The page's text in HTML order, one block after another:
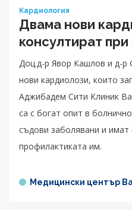
Кардиология
Двама нови
консултират при
Доц.д-р Явор Кашлов и д-р
нови кардиолози, които
Аджибадем Сити Клиник
са с богат опит в
съдови заболявани и имат
профилактиката им.
Медицински център